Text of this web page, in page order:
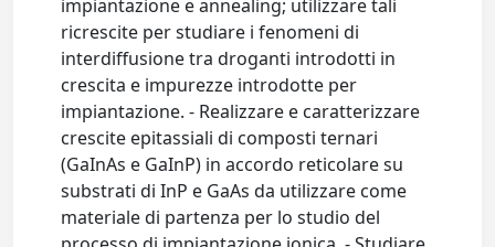
impiantazione e annealing; utilizzare tali
ricrescite per studiare i fenomeni di
interdiffusione tra droganti introdotti in
crescita e impurezze introdotte per
impiantazione. - Realizzare e caratterizzare
crescite epitassiali di composti ternari
(GaInAs e GaInP) in accordo reticolare su
substrati di InP e GaAs da utilizzare come
materiale di partenza per lo studio del